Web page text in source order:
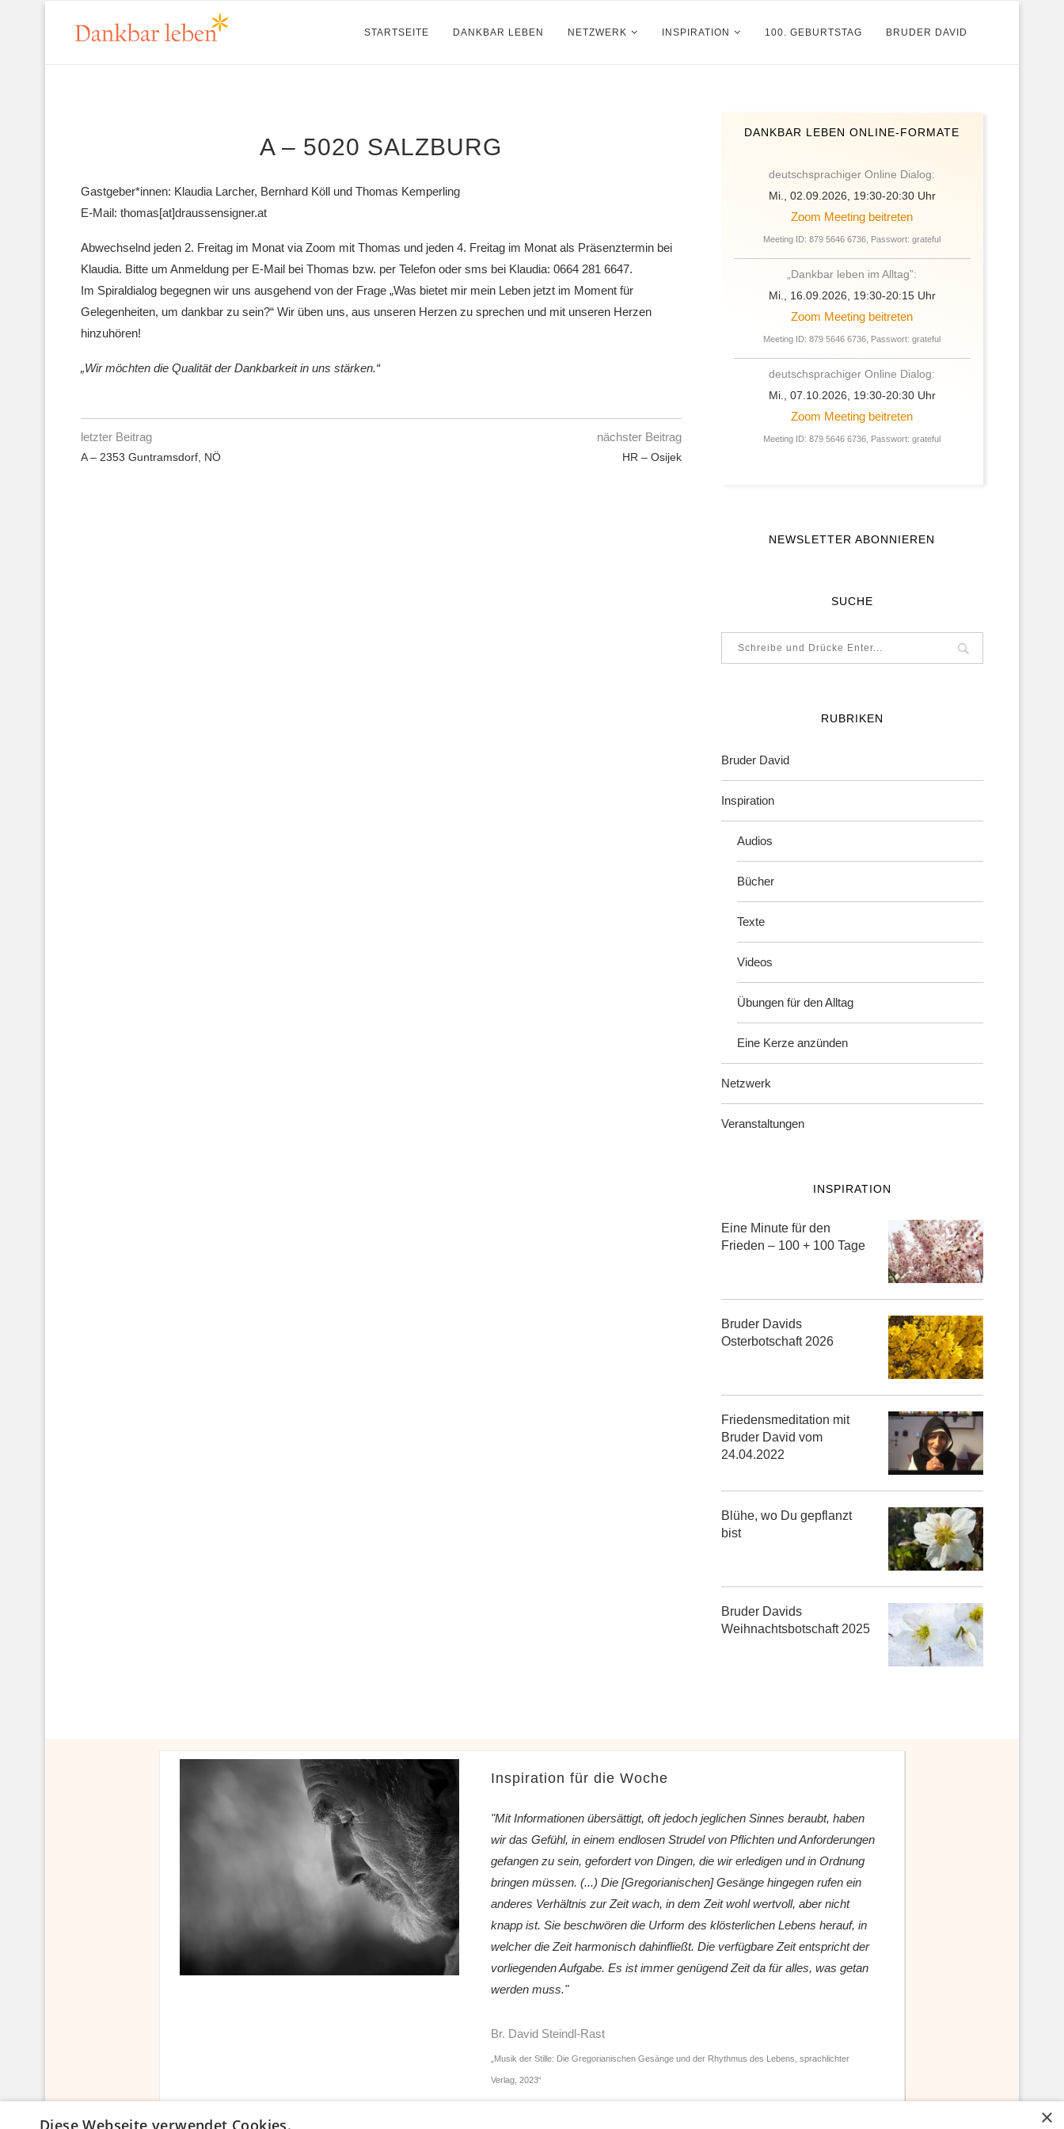
STARTSEITE DANKBAR LEBEN NETZWERK INSPIRATION 100. GEBURTSTAG BRUDER DAVID
A – 5020 SALZBURG
Gastgeber*innen: Klaudia Larcher, Bernhard Köll und Thomas Kemperling
E-Mail: thomas[at]draussensigner.at
Abwechselnd jeden 2. Freitag im Monat via Zoom mit Thomas und jeden 4. Freitag im Monat als Präsenztermin bei
Klaudia. Bitte um Anmeldung per E-Mail bei Thomas bzw. per Telefon oder sms bei Klaudia: 0664 281 6647.
Im Spiraldialog begegnen wir uns ausgehend von der Frage „Was bietet mir mein Leben jetzt im Moment für
Gelegenheiten, um dankbar zu sein?“ Wir üben uns, aus unseren Herzen zu sprechen und mit unseren Herzen
hinzuhören!
„Wir möchten die Qualität der Dankbarkeit in uns stärken.“
letzter Beitrag
A – 2353 Guntramsdorf, NÖ
nächster Beitrag
HR – Osijek
DANKBAR LEBEN ONLINE-FORMATE
deutschsprachiger Online Dialog:
Mi., 02.09.2026, 19:30-20:30 Uhr
Zoom Meeting beitreten
Meeting ID: 879 5646 6736, Passwort: grateful
„Dankbar leben im Alltag”:
Mi., 16.09.2026, 19:30-20:15 Uhr
Zoom Meeting beitreten
Meeting ID: 879 5646 6736, Passwort: grateful
deutschsprachiger Online Dialog:
Mi., 07.10.2026, 19:30-20:30 Uhr
Zoom Meeting beitreten
Meeting ID: 879 5646 6736, Passwort: grateful
NEWSLETTER ABONNIEREN
SUCHE
RUBRIKEN
Bruder David
Inspiration
Audios
Bücher
Texte
Videos
Übungen für den Alltag
Eine Kerze anzünden
Netzwerk
Veranstaltungen
INSPIRATION
Eine Minute für den
Frieden – 100 + 100 Tage
Bruder Davids
Osterbotschaft 2026
Friedensmeditation mit
Bruder David vom
24.04.2022
Blühe, wo Du gepflanzt
bist
Bruder Davids
Weihnachtsbotschaft 2025
Inspiration für die Woche
"Mit Informationen übersättigt, oft jedoch jeglichen Sinnes beraubt, haben
wir das Gefühl, in einem endlosen Strudel von Pflichten und Anforderungen
gefangen zu sein, gefordert von Dingen, die wir erledigen und in Ordnung
bringen müssen. (...) Die [Gregorianischen] Gesänge hingegen rufen ein
anderes Verhältnis zur Zeit wach, in dem Zeit wohl wertvoll, aber nicht
knapp ist. Sie beschwören die Urform des klösterlichen Lebens herauf, in
welcher die Zeit harmonisch dahinfließt. Die verfügbare Zeit entspricht der
vorliegenden Aufgabe. Es ist immer genügend Zeit da für alles, was getan
werden muss."
Br. David Steindl-Rast
„Musik der Stille: Die Gregorianischen Gesänge und der Rhythmus des Lebens, sprachlichter
Verlag, 2023“
×
Diese Webseite verwendet Cookies.